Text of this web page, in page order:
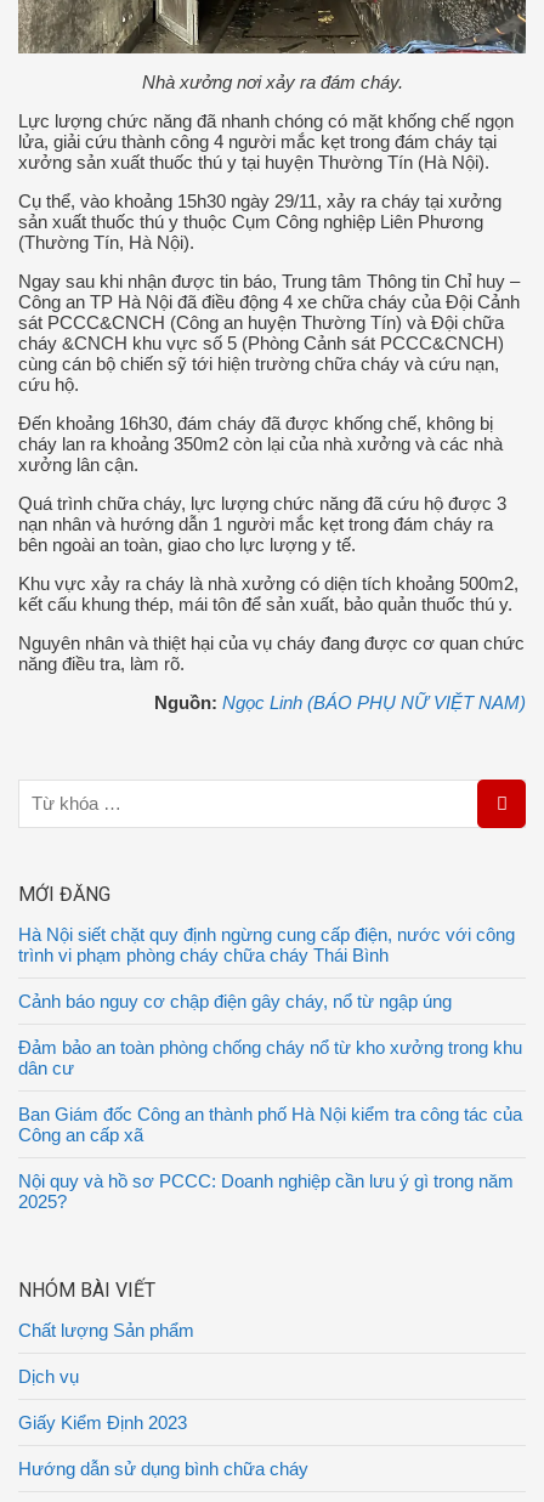
Nhà xưởng nơi xảy ra đám cháy.
Lực lượng chức năng đã nhanh chóng có mặt khống chế ngọn
lửa, giải cứu thành công 4 người mắc kẹt trong đám cháy tại
xưởng sản xuất thuốc thú y tại huyện Thường Tín (Hà Nội).
Cụ thể, vào khoảng 15h30 ngày 29/11, xảy ra cháy tại xưởng
sản xuất thuốc thú y thuộc Cụm Công nghiệp Liên Phương
(Thường Tín, Hà Nội).
Ngay sau khi nhận được tin báo, Trung tâm Thông tin Chỉ huy –
Công an TP Hà Nội đã điều động 4 xe chữa cháy của Đội Cảnh
sát PCCC&CNCH (Công an huyện Thường Tín) và Đội chữa
cháy &CNCH khu vực số 5 (Phòng Cảnh sát PCCC&CNCH)
cùng cán bộ chiến sỹ tới hiện trường chữa cháy và cứu nạn,
cứu hộ.
Đến khoảng 16h30, đám cháy đã được khống chế, không bị
cháy lan ra khoảng 350m2 còn lại của nhà xưởng và các nhà
xưởng lân cận.
Quá trình chữa cháy, lực lượng chức năng đã cứu hộ được 3
nạn nhân và hướng dẫn 1 người mắc kẹt trong đám cháy ra
bên ngoài an toàn, giao cho lực lượng y tế.
Khu vực xảy ra cháy là nhà xưởng có diện tích khoảng 500m2,
kết cấu khung thép, mái tôn để sản xuất, bảo quản thuốc thú y.
Nguyên nhân và thiệt hại của vụ cháy đang được cơ quan chức
năng điều tra, làm rõ.
Nguồn: Ngọc Linh (BÁO PHỤ NỮ VIỆT NAM)
MỚI ĐĂNG
Hà Nội siết chặt quy định ngừng cung cấp điện, nước với công
trình vi phạm phòng cháy chữa cháy Thái Bình
Cảnh báo nguy cơ chập điện gây cháy, nổ từ ngập úng
Đảm bảo an toàn phòng chống cháy nổ từ kho xưởng trong khu
dân cư
Ban Giám đốc Công an thành phố Hà Nội kiểm tra công tác của
Công an cấp xã
Nội quy và hồ sơ PCCC: Doanh nghiệp cần lưu ý gì trong năm
2025?
NHÓM BÀI VIẾT
Chất lượng Sản phẩm
Dịch vụ
Giấy Kiểm Định 2023
Hướng dẫn sử dụng bình chữa cháy